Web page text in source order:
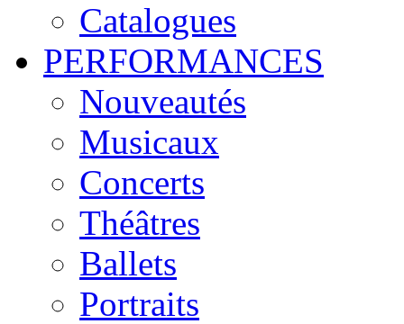
Catalogues
PERFORMANCES
Nouveautés
Musicaux
Concerts
Théâtres
Ballets
Portraits